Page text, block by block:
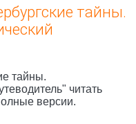
тайны.
тайны.
читать
версии.